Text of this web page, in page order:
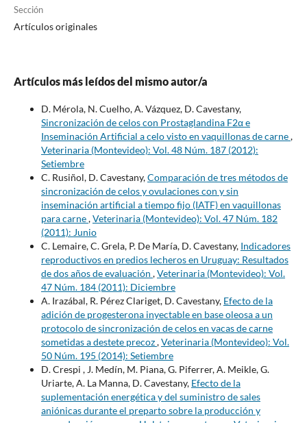
Sección
Artículos originales
Artículos más leídos del mismo autor/a
D. Mérola, N. Cuelho, A. Vázquez, D. Cavestany,
Sincronización de celos con Prostaglandina F2α e
Inseminación Artificial a celo visto en vaquillonas de carne,
Veterinaria (Montevideo): Vol. 48 Núm. 187 (2012):
Setiembre
C. Rusiñol, D. Cavestany,Comparación de tres métodos de
sincronización de celos y ovulaciones con y sin
inseminación artificial a tiempo fijo (IATF) en vaquillonas
para carne,Veterinaria (Montevideo): Vol. 47 Núm. 182
(2011): Junio
C. Lemaire, C. Grela, P. De María, D. Cavestany, Indicadores
reproductivos en predios lecheros en Uruguay: Resultados
de dos años de evaluación ,Veterinaria (Montevideo): Vol.
47 Núm. 184 (2011): Diciembre
A. Irazábal, R. Pérez Clariget, D. Cavestany, Efecto de la
adición de progesterona inyectable en base oleosa a un
protocolo de sincronización de celos en vacas de carne
sometidas a destete precoz,Veterinaria (Montevideo): Vol.
50 Núm. 195 (2014): Setiembre
D. Crespi , J. Medín, M. Piana, G. Piferrer, A. Meikle, G.
Uriarte, A. La Manna, D. Cavestany, Efecto de la
suplementación energética y del suministro de sales
aniónicas durante el preparto sobre la producción y